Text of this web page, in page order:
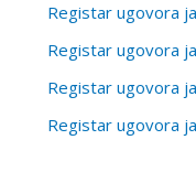
Registar ugovora
Registar ugovora
Registar ugovora
Registar ugovora